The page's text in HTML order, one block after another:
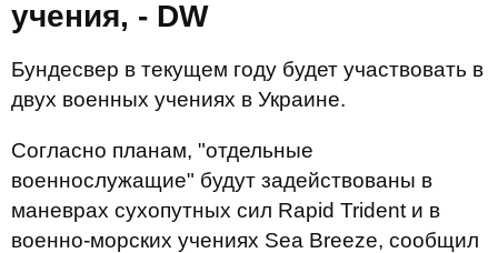
учения, - DW
Бундесвер в текущем году будет участвовать в
двух военных учениях в Украине.
Согласно планам, "отдельные
военнослужащие" будут задействованы в
маневрах сухопутных сил Rapid Trident и в
военно-морских учениях Sea Breeze, сообщил